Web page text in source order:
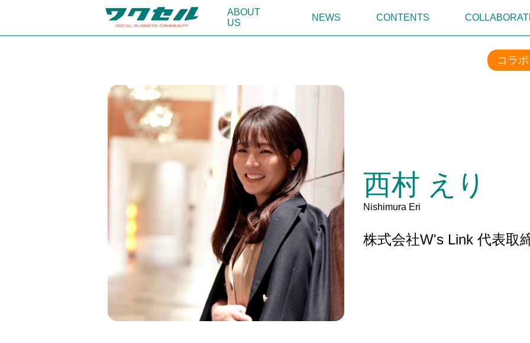
ABOUT
US
NEWS CONTENTS
コラ
西村 えり
Nishimura Eri
株式会社W's Link 代表取